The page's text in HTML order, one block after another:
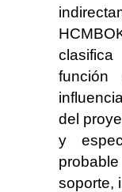
del
y
soporte,